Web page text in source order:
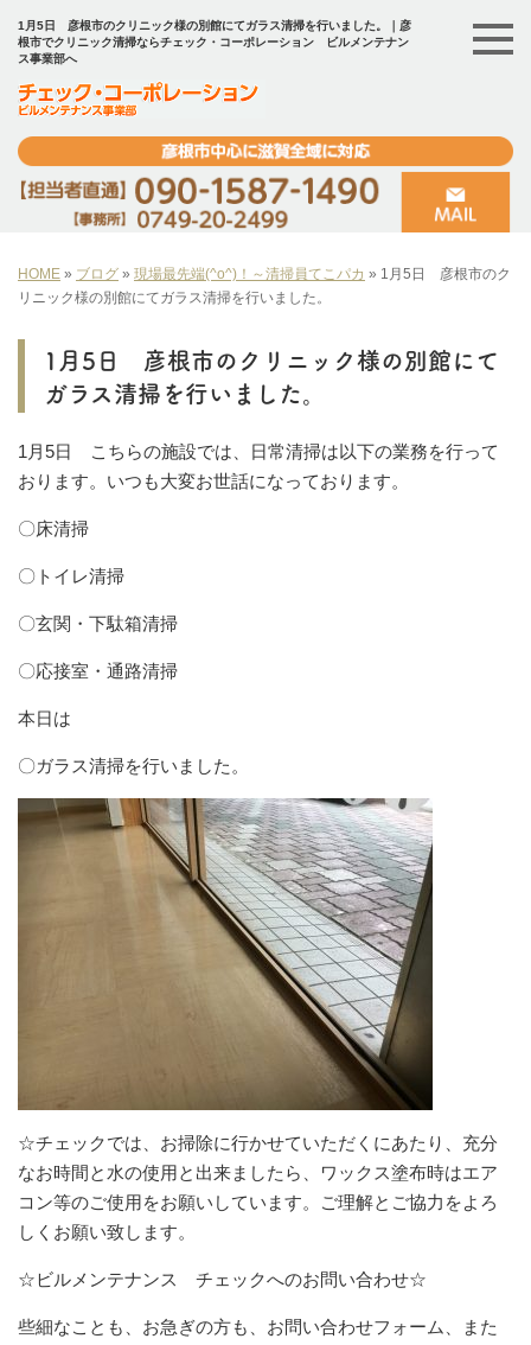
1月5日 彦根市のクリニック様の別館にてガラス清掃を行いました。｜彦
根市でクリニック清掃ならチェック・コーポレーション ビルメンテナン
ス事業部へ
HOME » ブログ » 現場最先端(^o^)！～清掃員てこパカ » 1月5日 彦根市のク
リニック様の別館にてガラス清掃を行いました。
1月5日 彦根市のクリニック様の別館にて
ガラス清掃を行いました。
1月5日 こちらの施設では、日常清掃は以下の業務を行って
おります。いつも大変お世話になっております。
〇床清掃
〇トイレ清掃
〇玄関・下駄箱清掃
〇応接室・通路清掃
本日は
〇ガラス清掃を行いました。
☆チェックでは、お掃除に行かせていただくにあたり、充分
なお時間と水の使用と出来ましたら、ワックス塗布時はエア
コン等のご使用をお願いしています。ご理解とご協力をよろ
しくお願い致します。
☆ビルメンテナンス チェックへのお問い合わせ☆
些細なことも、お急ぎの方も、お問い合わせフォーム、また